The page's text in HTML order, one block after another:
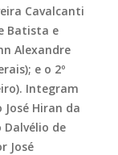
Cavalcanti
Batista e
Alexandre
e o 2º
Integram
Hiran da
Dalvélio de
José